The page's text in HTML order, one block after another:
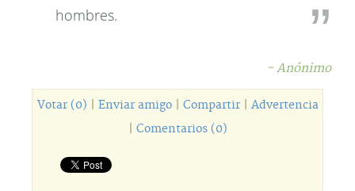
hombres.
- Anónimo
Votar (0) Enviar amigo| Compartir| Advertencia
Comentarios (0)